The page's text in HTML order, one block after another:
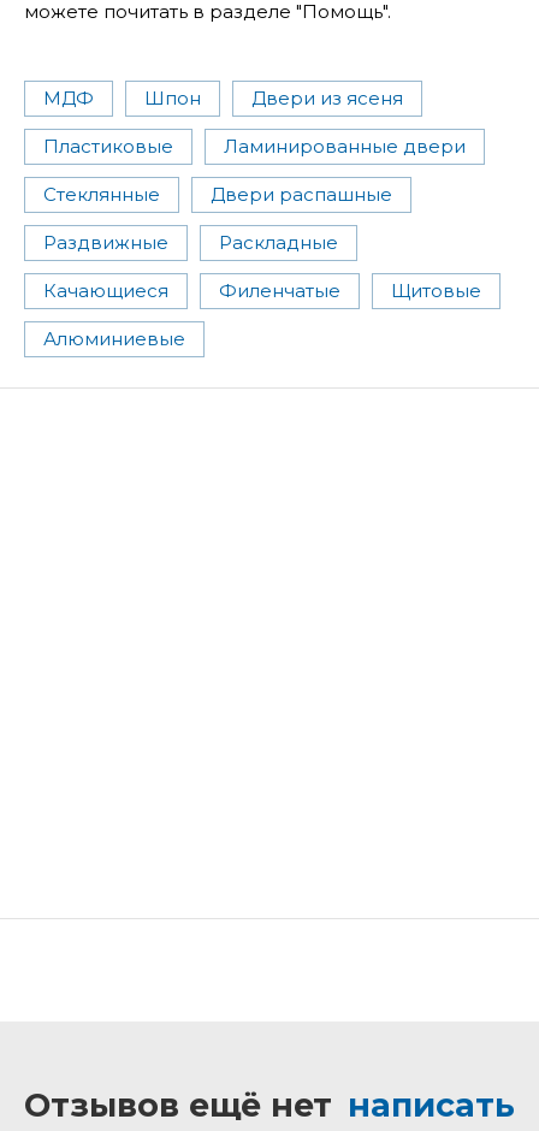
можете почитать в разделе "Помощь".
МДФ Шпон Двери из ясеня
Пластиковые Ламинированные двери
Стеклянные Двери распашные
Раздвижные Раскладные
Качающиеся Филенчатые Щитовые
Алюминиевые
Отзывов ещё нет написать